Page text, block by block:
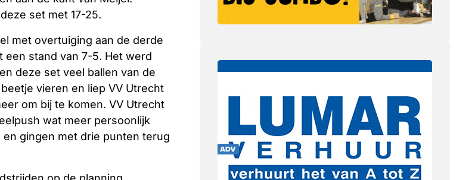
set met 17-25.
met overtuiging aan de derde
stand van 7-5. Het werd
deze set veel ballen van de
vieren en liep VV Utrecht
om bij te komen. VV Utrecht
wat meer persoonlijk
gingen met drie punten terug